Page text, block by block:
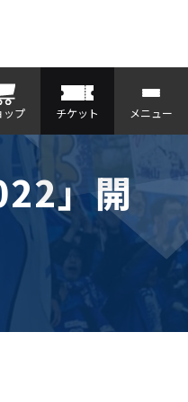
ップ チケット メニュー
」開